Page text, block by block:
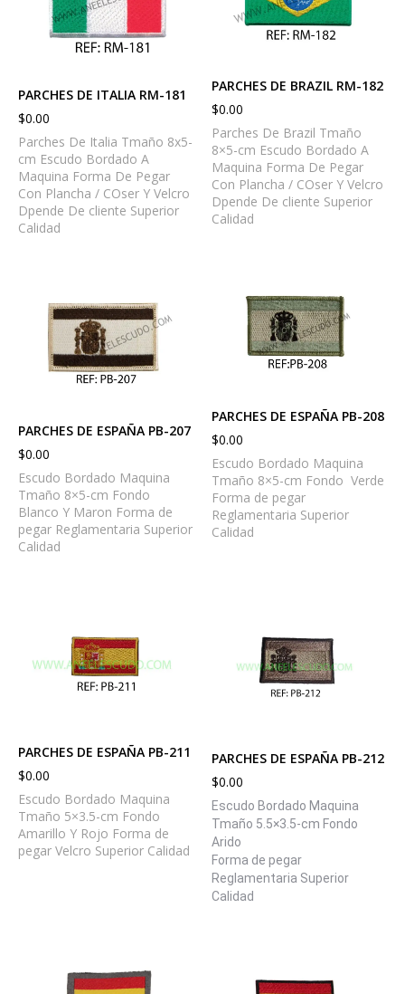
PARCHES DE ITALIA RM-181
$0.00
Parches De Italia Tmaño 8x5-
cm Escudo Bordado A
Maquina Forma De Pegar
Con Plancha / COser Y Velcro
Dpende De cliente Superior
Calidad
PARCHES DE BRAZIL RM-182
$0.00
Parches De Brazil Tmaño
8×5-cm Escudo Bordado A
Maquina Forma De Pegar
Con Plancha / COser Y Velcro
Dpende De cliente Superior
Calidad
PARCHES DE ESPAÑA PB-207
$0.00
Escudo Bordado Maquina
Tmaño 8×5-cm Fondo
Blanco Y Maron Forma de
pegar Reglamentaria Superior
Calidad
PARCHES DE ESPAÑA PB-208
$0.00
Escudo Bordado Maquina
Tmaño 8×5-cm Fondo Verde
Forma de pegar
Reglamentaria Superior
Calidad
PARCHES DE ESPAÑA PB-211
$0.00
Escudo Bordado Maquina
Tmaño 5×3.5-cm Fondo
Amarillo Y Rojo Forma de
pegar Velcro Superior Calidad
PARCHES DE ESPAÑA PB-212
$0.00
Escudo Bordado Maquina
Tmaño 5.5×3.5-cm Fondo
Arido
Forma de pegar
Reglamentaria Superior
Calidad